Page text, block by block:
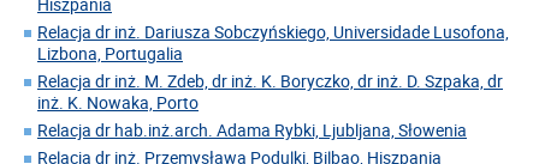
Relacja dr inż. Dariusza Sobczyńskiego, Universidade Lusofona,
Lizbona, Portugalia
Relacja dr inż. M. Zdeb, dr inż. K. Boryczko, dr inż. D. Szpaka, dr
inż. K. Nowaka, Porto
Relacja dr hab.inż.arch. Adama Rybki, Ljubljana, Słowenia
Relacja dr inż. Przemysława Podulki, Bilbao, Hiszpania